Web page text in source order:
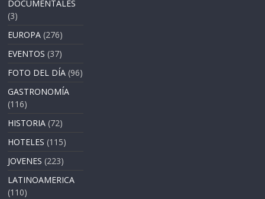
DOCUMENTALES
(3)
EUROPA (276)
EVENTOS (37)
FOTO DEL DÍA (96)
GASTRONOMÍA
(116)
HISTORIA (72)
HOTELES (115)
JOVENES (223)
LATINOAMERICA
(110)